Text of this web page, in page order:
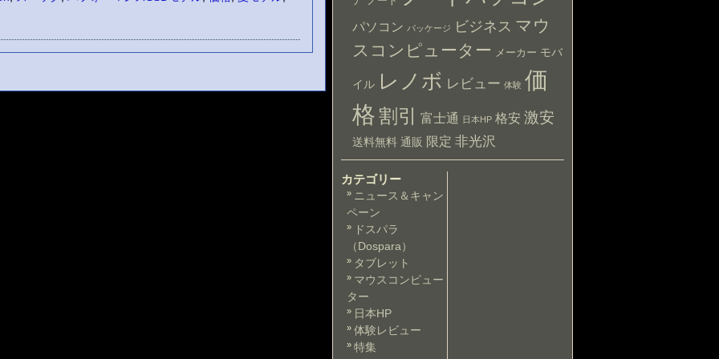
パソコン パッケージ ビジネス マウ
スコンピューター メーカー モバ
イル レノボ レビュー 体験 価
格割引 富士通 日本HP 格安 激安
送料無料 通販 限定 非光沢
カテゴリー
ニュース＆キャン
ペーン
ドスパラ
（Dospara）
タブレット
マウスコンピュー
ター
日本HP
体験レビュー
特集